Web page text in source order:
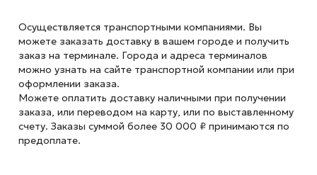
Осуществляется транспортными компаниями. Вы
можете заказать доставку в вашем городе и получить
заказ на терминале. Города и адреса терминалов
можно узнать на сайте транспортной компании или при
оформлении заказа.
Можете оплатить доставку наличными при получении
заказа, или переводом на карту, или по выставленному
счету. Заказы суммой более 30 000 ₽ принимаются по
предоплате.